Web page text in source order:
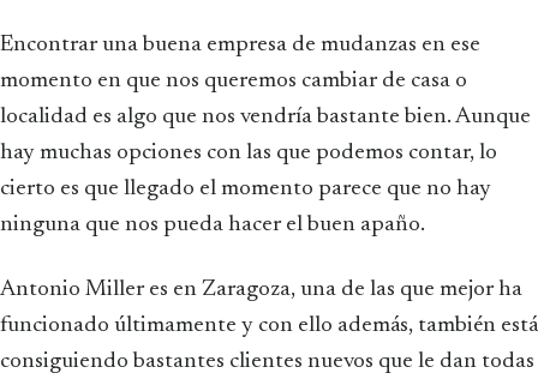
Encontrar una buena empresa de mudanzas en ese
momento en que nos queremos cambiar de casa o
localidad es algo que nos vendría bastante bien. Aunque
hay muchas opciones con las que podemos contar, lo
cierto es que llegado el momento parece que no hay
ninguna que nos pueda hacer el buen apaño.
Antonio Miller es en Zaragoza, una de las que mejor ha
funcionado últimamente y con ello además, también está
consiguiendo bastantes clientes nuevos que le dan todas